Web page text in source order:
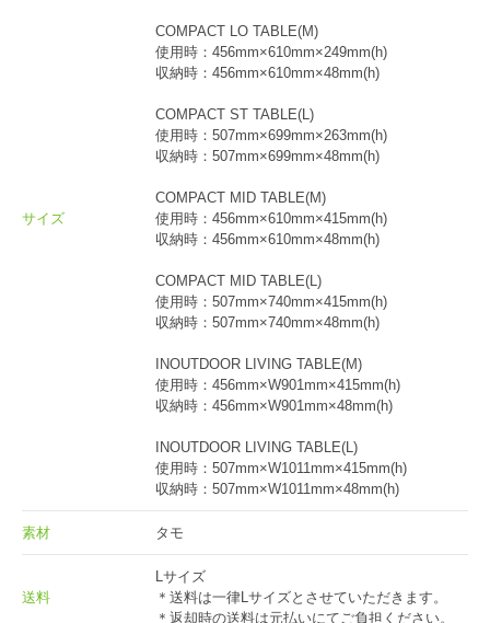
サイズ
COMPACT LO TABLE(M)
使用時：456mm×610mm×249mm(h)
収納時：456mm×610mm×48mm(h)
COMPACT ST TABLE(L)
使用時：507mm×699mm×263mm(h)
収納時：507mm×699mm×48mm(h)
COMPACT MID TABLE(M)
使用時：456mm×610mm×415mm(h)
収納時：456mm×610mm×48mm(h)
COMPACT MID TABLE(L)
使用時：507mm×740mm×415mm(h)
収納時：507mm×740mm×48mm(h)
INOUTDOOR LIVING TABLE(M)
使用時：456mm×W901mm×415mm(h)
収納時：456mm×W901mm×48mm(h)
INOUTDOOR LIVING TABLE(L)
使用時：507mm×W1011mm×415mm(h)
収納時：507mm×W1011mm×48mm(h)
素材 タモ
送料
Lサイズ
＊送料は一律Lサイズとさせていただきます。
＊返却時の送料は元払いにてご負担ください。